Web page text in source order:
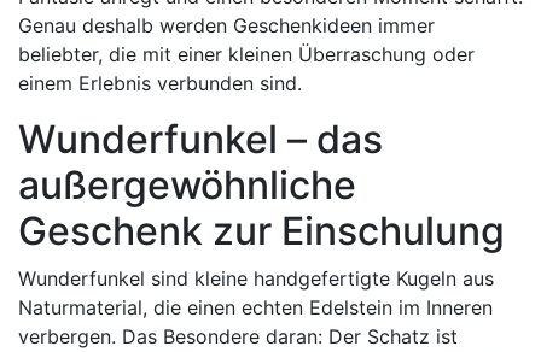
Genau deshalb werden Geschenkideen immer
beliebter, die mit einer kleinen Überraschung oder
einem Erlebnis verbunden sind.
Wunderfunkel – das
außergewöhnliche
Geschenk zur Einschulung
Wunderfunkel sind kleine handgefertigte Kugeln aus
Naturmaterial, die einen echten Edelstein im Inneren
verbergen. Das Besondere daran: Der Schatz ist